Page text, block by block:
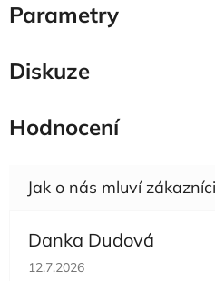
Parametry
Diskuze
Hodnocení
Danka Dudová
Hodnocení obchodu je 5 z 5
12.7.2026